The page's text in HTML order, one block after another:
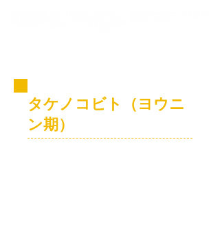
タケノコビト（ヨウニ
ン期）